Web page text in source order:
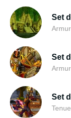
Set
Set
Set